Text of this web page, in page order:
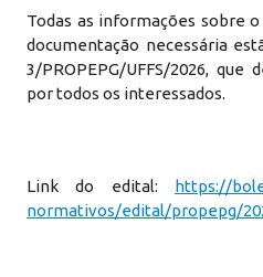
Todas as informações sobre
documentação necessária
3/PROPEPG/UFFS/2026,
por todos os interessados.
Link do edital: https://
normativos/edital/propepg/